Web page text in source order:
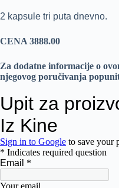
2 kapsule tri puta dnevno.
CENA 3888.00
Za dodatne informacije o
njegovog poručivanja